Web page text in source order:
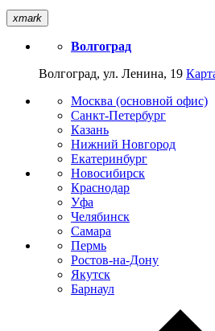
xmark
Волгоград
Волгоград, ул. Ленина, 19
Москва (основной офис)
Санкт-Петербург
Казань
Нижний Новгород
Екатеринбург
Новосибирск
Краснодар
Уфа
Челябинск
Самара
Пермь
Ростов-на-Дону
Якутск
Барнаул